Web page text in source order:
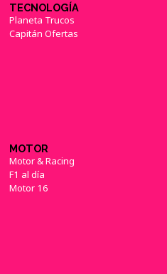
TECNOLOGÍA
Planeta Trucos
Capitán Ofertas
MOTOR
Motor & Racing
F1 al día
Motor 16